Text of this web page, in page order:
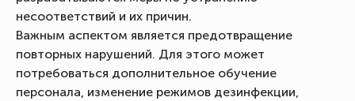
несоответствий и их причин.
Важным аспектом является предотвращение
повторных нарушений. Для этого может
потребоваться дополнительное обучение
персонала, изменение режимов дезинфекции,